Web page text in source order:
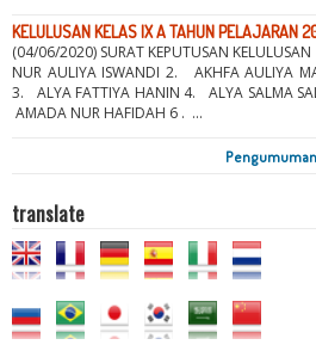
KELULUSAN KELAS IX A TAHUN PELAJARAN
(04/06/2020) SURAT KEPUTUSAN
NUR AULIYA ISWANDI 2. AKHFA AULIYA
3. ALYA FATTIYA HANIN 4. ALYA SALMA
AMADA NUR HAFIDAH 6 . ...
translate